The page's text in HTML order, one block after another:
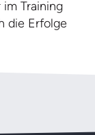
Training
die Erfolge